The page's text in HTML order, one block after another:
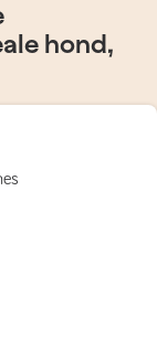
hond,